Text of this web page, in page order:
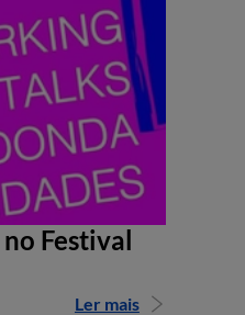
Festival
Ler mais